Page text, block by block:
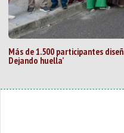
Más de 1.500 participantes
Dejando huella’